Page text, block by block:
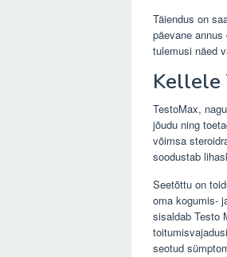
Täiendus on
päevane
tulemusi näed
Kellele
TestoMax,
jõudu ning
võimsa
soodustab
Seetõttu on
oma kogumis-
sisaldab Testo
seotud